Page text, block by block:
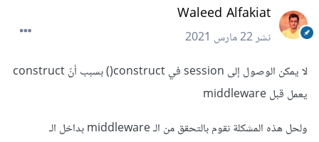
Waleed Alfakiat
نشر22 مارس 2021
لا يمكن الوصول إلى session في construct() بسبب أنّ construct
يعمل قبل middleware
ولحل هذه المشكلة نقوم بالتحقق من الـ middleware بداخل الـ